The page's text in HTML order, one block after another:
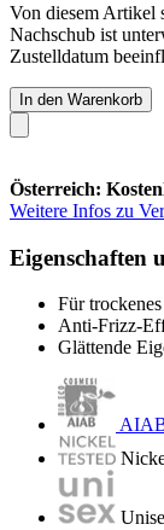
Von diesem Artikel
Nachschub ist
Zustelldatum
In den Warenkorb
Österreich:
Weitere Infos zu
Eigenschaften
Für
Anti-Frizz-
Glättende